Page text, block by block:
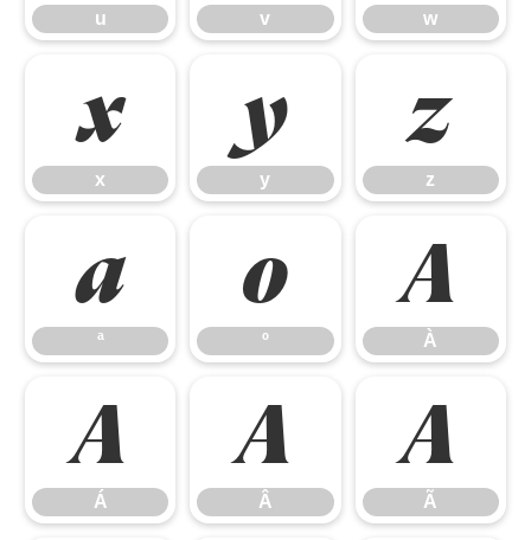
u v w
x
x
y
y
z
z
ª
ª
º
º
À
À
Á
Á
Â
Â
Ã
Ã